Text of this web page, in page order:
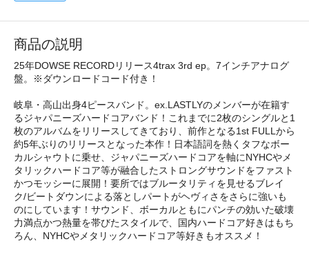
商品の説明
25年DOWSE RECORDリリース4trax 3rd ep。7インチアナログ
盤。※ダウンロードコード付き！
岐阜・高山出身4ピースバンド。ex.LASTLYのメンバーが在籍す
るジャパニーズハードコアバンド！これまでに2枚のシングルと1
枚のアルバムをリリースしてきており、前作となる1st FULLから
約5年ぶりのリリースとなった本作！日本語詞を熱くタフなボー
カルシャウトに乗せ、ジャパニーズハードコアを軸にNYHCやメ
タリックハードコア等が融合したストロングサウンドをファスト
かつモッシーに展開！要所ではブルータリティを見せるブレイ
ク/ビートダウンによる落としパートがヘヴィさをさらに強いも
のにしています！サウンド、ボーカルともにパンチの効いた破壊
力満点かつ熱量を帯びたスタイルで、国内ハードコア好きはもち
ろん、NYHCやメタリックハードコア等好きもオススメ！